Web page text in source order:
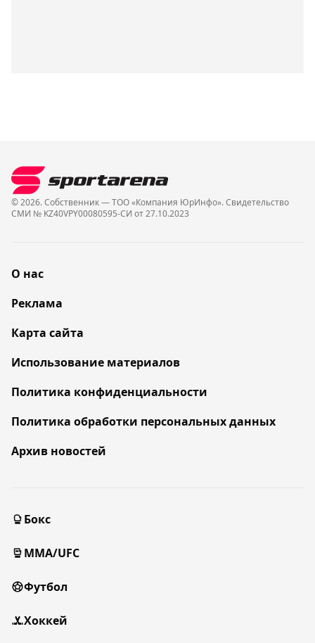
© 2026. Собственник — ТОО «Компания ЮрИнфо». Cвидетельство
СМИ № KZ40VPY00080595-СИ от 27.10.2023
О нас
Реклама
Карта сайта
Использование материалов
Политика конфиденциальности
Политика обработки персональных данных
Архив новостей
Бокс
MMA/UFC
Футбол
Хоккей